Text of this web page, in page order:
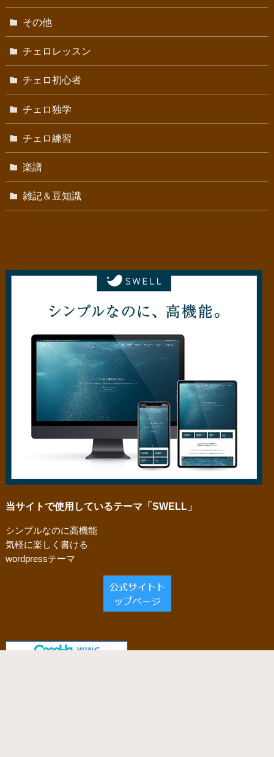
その他
チェロレッスン
チェロ初心者
チェロ独学
チェロ練習
楽譜
雑記＆豆知識
当サイトで使用しているテーマ「SWELL」
シンプルなのに高機能
気軽に楽しく書ける
wordpressテーマ